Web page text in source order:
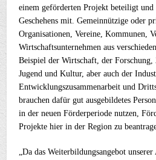
einem geförderten Projekt beteiligt
Geschehens mit. Gemeinnützige oder
Organisationen, Vereine, Kommunen,
Wirtschaftsunternehmen aus
Beispiel der Wirtschaft, der
Jugend und Kultur, aber auch der
Entwicklungszusammenarbeit und
brauchen dafür gut ausgebildetes
in der neuen Förderperiode nutzen,
Projekte hier in der Region zu
„Da das Weiterbildungsangebot